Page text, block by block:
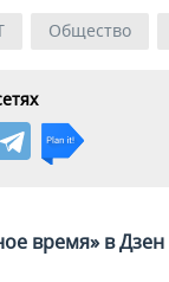
Общество
время» в Дзен